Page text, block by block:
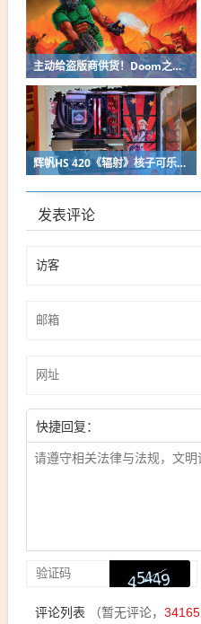
主动给盗版商供货！Doom之父自曝曾向中国贱卖空包装
辉帆HS 420《辐射》核子可乐定制版机箱亮相：2027年正式发售
发表评论
快捷回复：
评论列表 （暂无评论， 34165